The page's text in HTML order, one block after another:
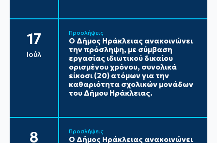
17
Ιούλ
Προσλήψεις
Ο Δήμος Ηράκλειας ανακοινώνει
την πρόσληψη, με σύμβαση
εργασίας ιδιωτικού δικαίου
ορισμένου χρόνου, συνολικά
είκοσι (20) ατόμων για την
καθαριότητα σχολικών μονάδων
του Δήμου Ηράκλειας.
8 Προσλήψεις
Ο Δήμος Ηράκλειας ανακοινώνει